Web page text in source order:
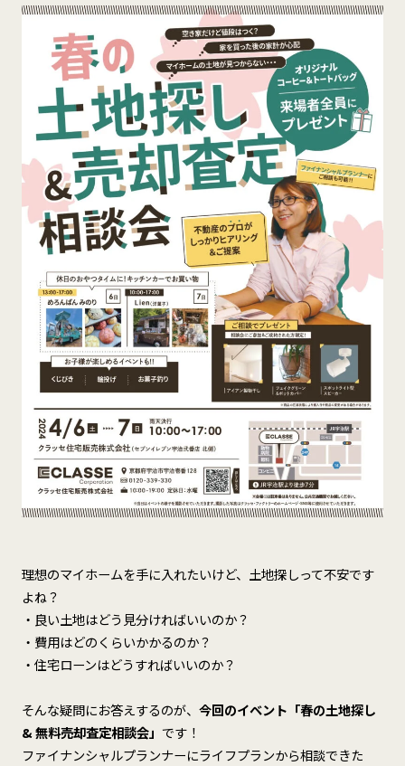
理想のマイホームを手に入れたいけど、土地探しって不安です
よね？
・良い土地はどう見分ければいいのか？
・費用はどのくらいかかるのか？
・住宅ローンはどうすればいいのか？
そんな疑問にお答えするのが、 今回のイベント「春の土地探し
& 無料売却査定相談会」 です！
ファイナンシャルプランナーにライフプランから相談できた